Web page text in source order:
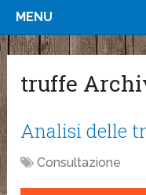
MENU
truffe
Analisi delle
Consultazione